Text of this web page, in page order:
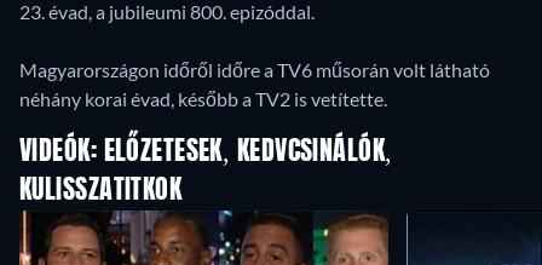
23. évad, a jubileumi 800. epizóddal.
Magyarországon időről időre a TV6 műsorán volt látható
néhány korai évad, később a TV2 is vetítette.
VIDEÓK: ELŐZETESEK, KEDVCSINÁLÓK,
KULISSZATITKOK